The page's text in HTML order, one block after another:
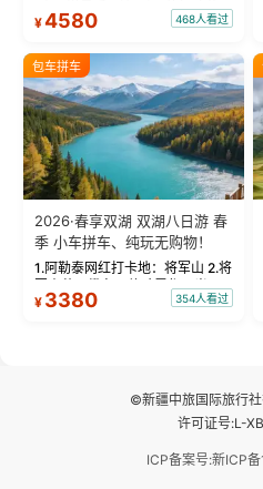
“大西洋最后一滴眼泪”的极致蔚
蓝。 赛湖旅拍：甄选多款风格服
绝美瞬间。 赛湖坦克300跟车视
频：专业摄影师...
¥4580 468人看过
包车拼车
2026·春享双湖 双湖八日游 春
季 小车拼车、纯玩无购物！
1.阿勒泰网红打卡地：将军山 2.将
军山落日缆车，体验雪都风光 3.
将军山，夕阳派对，蹦迪party 4.
¥ 3380 354人看过
©新疆中旅国际旅行
许可证号:L-
ICP备案号:新ICP